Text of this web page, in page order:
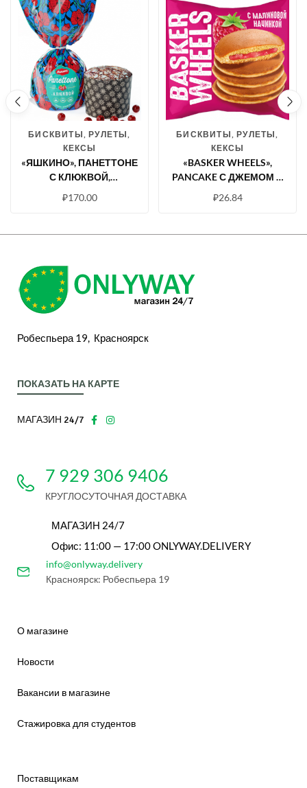
БИСКВИТЫ, РУЛЕТЫ,
КЕКСЫ
«ЯШКИНО», ПАНЕТТОНЕ
С КЛЮКВОЙ,
₽170.00
БИСКВИТЫ, РУЛЕТЫ,
КЕКСЫ
«BASKER WHEELS»,
PANCAKE С ДЖЕМОМ С
₽26.84
Робеспьера 19, Красноярск
ПОКАЗАТЬ НА КАРТЕ
МАГАЗИН 24/7
7 929 306 9406
КРУГЛОСУТОЧНАЯ ДОСТАВКА
МАГАЗИН 24/7
Офис: 11:00 — 17:00 ONLYWAY.DELIVERY
info@onlyway.delivery
Красноярск: Робеспьера 19
О магазине
Новости
Вакансии в магазине
Стажировка для студентов
Поставщикам